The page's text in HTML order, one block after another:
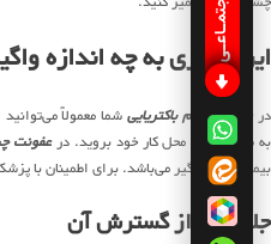
این بیماری به چه اندازه
درعفونت چشم باکتریاییشما معمولاً می‌توانید ۲۴ ساعت پس از شروع به مصرف
به مدرسه و یا محل کار خود بروید. درعفونت
بیماری شما واگیر می‌باشد. برای اطمینان با
جلوگیری از گسترش آن